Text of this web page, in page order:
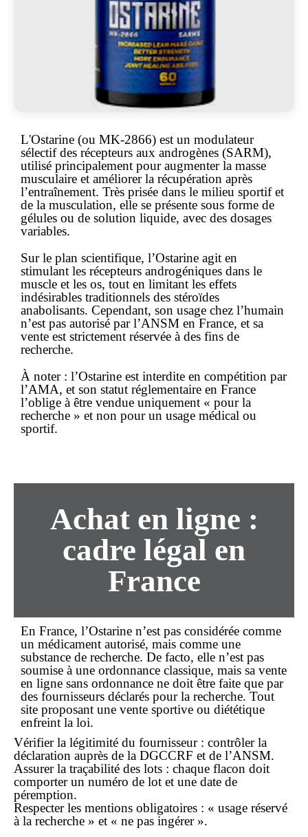
L'Ostarine (ou MK-2866) est un modulateur
sélectif des récepteurs aux androgènes (SARM),
utilisé principalement pour augmenter la masse
musculaire et améliorer la récupération après
l’entraînement. Très prisée dans le milieu sportif et
de la musculation, elle se présente sous forme de
gélules ou de solution liquide, avec des dosages
variables.
Sur le plan scientifique, l’Ostarine agit en
stimulant les récepteurs androgéniques dans le
muscle et les os, tout en limitant les effets
indésirables traditionnels des stéroïdes
anabolisants. Cependant, son usage chez l’humain
n’est pas autorisé par l’ANSM en France, et sa
vente est strictement réservée à des fins de
recherche.
À noter : l’Ostarine est interdite en compétition par
l’AMA, et son statut réglementaire en France
l’oblige à être vendue uniquement « pour la
recherche » et non pour un usage médical ou
sportif.
Achat en ligne :
cadre légal en
France
En France, l’Ostarine n’est pas considérée comme
un médicament autorisé, mais comme une
substance de recherche. De facto, elle n’est pas
soumise à une ordonnance classique, mais sa vente
en ligne sans ordonnance ne doit être faite que par
des fournisseurs déclarés pour la recherche. Tout
site proposant une vente sportive ou diététique
enfreint la loi.
Vérifier la légitimité du fournisseur : contrôler la
déclaration auprès de la DGCCRF et de l’ANSM.
Assurer la traçabilité des lots : chaque flacon doit
comporter un numéro de lot et une date de
péremption.
Respecter les mentions obligatoires : « usage réservé
à la recherche » et « ne pas ingérer ».